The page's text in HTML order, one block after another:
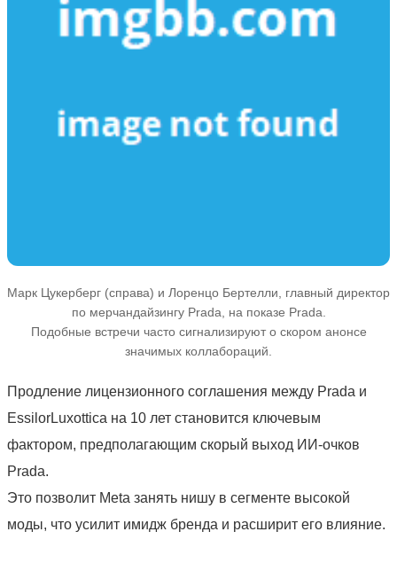
Марк Цукерберг (справа) и Лоренцо Бертелли, главный директор
по мерчандайзингу Prada, на показе Prada.
Подобные встречи часто сигнализируют о скором анонсе
значимых коллабораций.
Продление лицензионного соглашения между Prada и
EssilorLuxottica на 10 лет становится ключевым
фактором, предполагающим скорый выход ИИ-очков
Prada.
Это позволит Meta занять нишу в сегменте высокой
моды, что усилит имидж бренда и расширит его влияние.